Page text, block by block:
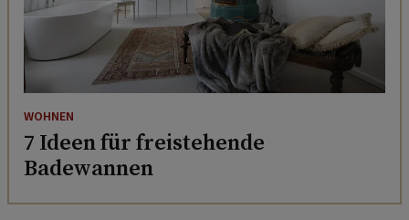
WOHNEN
7 Ideen für freistehende
Badewannen